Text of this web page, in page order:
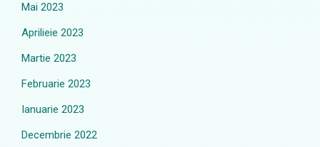
Mai 2023
Aprilieie 2023
Martie 2023
Februarie 2023
Ianuarie 2023
Decembrie 2022